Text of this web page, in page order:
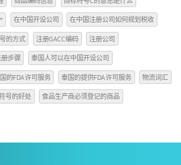
Form A Form D Form E
GACC
注册编码的每个位置的含义 intbizth
โปร์ ธนาคาร ocbc สิงคโปร์
ธนาคาร uob สิงคโปร์
中国公司
中国工商银行开设中国账户
法规 使用©符号的方式
值得了解的物流词汇